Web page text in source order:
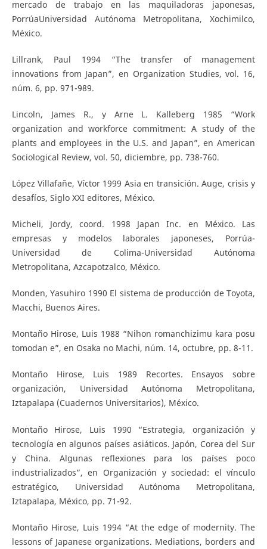
mercado de trabajo en las maquiladoras japonesas,
PorrúaUniversidad Autónoma Metropolitana, Xochimilco,
México.
Lillrank, Paul 1994 “The transfer of management
innovations from Japan”, en Organization Studies, vol. 16,
núm. 6, pp. 971-989.
Lincoln, James R., y Arne L. Kalleberg 1985 “Work
organization and workforce commitment: A study of the
plants and employees in the U.S. and Japan”, en American
Sociological Review, vol. 50, diciembre, pp. 738-760.
López Villafañe, Víctor 1999 Asia en transición. Auge, crisis y
desafíos, Siglo XXI editores, México.
Micheli, Jordy, coord. 1998 Japan Inc. en México. Las
empresas y modelos laborales japoneses, Porrúa-
Universidad de Colima-Universidad Autónoma
Metropolitana, Azcapotzalco, México.
Monden, Yasuhiro 1990 El sistema de producción de Toyota,
Macchi, Buenos Aires.
Montaño Hirose, Luis 1988 “Nihon romanchizimu kara posu
tomodan e”, en Osaka no Machi, núm. 14, octubre, pp. 8-11.
Montaño Hirose, Luis 1989 Recortes. Ensayos sobre
organización, Universidad Autónoma Metropolitana,
Iztapalapa (Cuadernos Universitarios), México.
Montaño Hirose, Luis 1990 “Estrategia, organización y
tecnología en algunos países asiáticos. Japón, Corea del Sur
y China. Algunas reflexiones para los países poco
industrializados”, en Organización y sociedad: el vínculo
estratégico, Universidad Autónoma Metropolitana,
Iztapalapa, México, pp. 71-92.
Montaño Hirose, Luis 1994 “At the edge of modernity. The
lessons of Japanese organizations. Mediations, borders and